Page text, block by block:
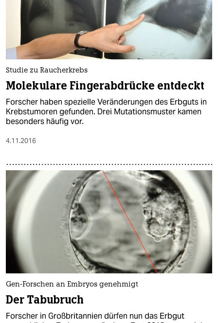
Studie zu Raucherkrebs
Molekulare Fingerabdrücke entdeckt
Forscher haben spezielle Veränderungen des Erbguts in
Krebstumoren gefunden. Drei Mutationsmuster kamen
besonders häufig vor.
4.11.2016
Gen-Forschen an Embryos genehmigt
Der Tabubruch
Forscher in Großbritannien dürfen nun das Erbgut